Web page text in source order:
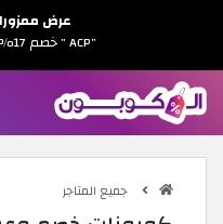
جميع المتاجر
عرض
"ACP " خصم 17% على كافة المنتجات!!